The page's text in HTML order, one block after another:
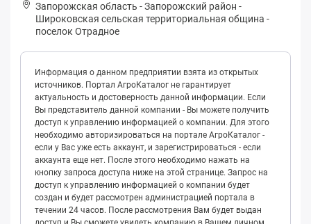
Запорожская область -Запорожский район -
Шиpoковская сельская территориальная община -
поселок Отрадное
Информация о данном предприятии взята из открытых
источников. Портал АгроКаталог не гарантирует
актуальность и достоверность данной информации. Если
Вы представитель данной компании - Вы можете получить
доступ к управлению информацией о компании. Для этого
необходимо авторизироваться на портале АгроКаталог -
если у Вас уже есть аккаунт, и зарегистрироваться - если
аккаунта еще нет. После этого необходимо нажать на
кнопку запроса доступа ниже на этой странице. Запрос на
доступ к управлению информацией о компании будет
создан и будет рассмотрен администрацией портала в
течении 24 часов. После рассмотрения Вам будет выдан